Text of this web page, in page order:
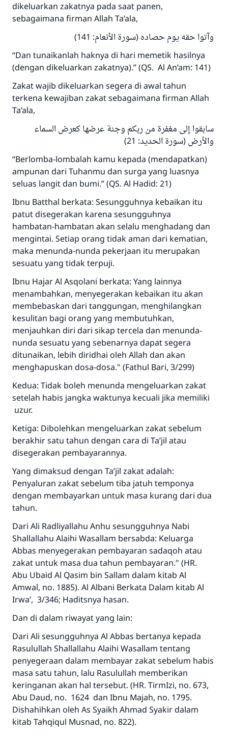
dikeluarkan zakatnya pada saat panen,
sebagaimana firman Allah Ta’ala,
وآتوا حقه يوم حصاده (سورة الأنعام: 141)
“Dan tunaikanlah haknya di hari memetik hasilnya
(dengan dikeluarkan zakatnya).” (QS. Al An’am: 141)
Zakat wajib dikeluarkan segera di awal tahun
terkena kewajiban zakat sebagaimana firman Allah
Ta’ala,
سابقوا إلى مغفرة من ربكم وجنة عرضها كعرض السماء
والأرض (سورة الحديد: 21)
“Berlomba-lombalah kamu kepada (mendapatkan)
ampunan dari Tuhanmu dan surga yang luasnya
seluas langit dan bumi.” (QS. Al Hadid: 21)
Ibnu Batthal berkata: Sesungguhnya kebaikan itu
patut disegerakan karena sesungguhnya
hambatan-hambatan akan selalu menghadang dan
mengintai. Setiap orang tidak aman dari kematian,
maka menunda-nunda pekerjaan itu merupakan
sesuatu yang tidak terpuji.
Ibnu Hajar Al Asqolani berkata: Yang lainnya
menambahkan, menyegerakan kebaikan itu akan
membebaskan dari tanggungan, menghilangkan
kesulitan bagi orang yang membutuhkan,
menjauhkan diri dari sikap tercela dan menunda-
nunda sesuatu yang sebenarnya dapat segera
ditunaikan, lebih diridhai oleh Allah dan akan
menghapuskan dosa-dosa." (Fathul Bari, 3/299)
Kedua: Tidak boleh menunda mengeluarkan zakat
setelah habis jangka waktunya kecuali jika memiliki
uzur.
Ketiga: Dibolehkan mengeluarkan zakat sebelum
berakhir satu tahun dengan cara di Ta’jil atau
disegerakan pembayarannya.
Yang dimaksud dengan Ta’jil zakat adalah:
Penyaluran zakat sebelum tiba jatuh temponya
dengan membayarkan untuk masa kurang dari dua
tahun.
Dari Ali Radliyallahu Anhu sesungguhnya Nabi
Shallallahu Alaihi Wasallam bersabda: Keluarga
Abbas menyegerakan pembayaran sadaqoh atau
zakat untuk masa dua tahun pembayaran." (HR.
Abu Ubaid Al Qasim bin Sallam dalam kitab Al
Amwal, no. 1885). Al Albani Berkata Dalam kitab Al
Irwa’, 3/346; Haditsnya hasan.
Dan di dalam riwayat yang lain:
Dari Ali sesungguhnya Al Abbas bertanya kepada
Rasulullah Shallallahu Alaihi Wasallam tentang
penyegeraan dalam membayar zakat sebelum habis
masa satu tahun, lalu Rasulullah memberikan
keringanan akan hal tersebut. (HR. TirmIzi, no. 673,
Abu Daud, no. 1624 dan Ibnu Majah, no. 1795.
Dishahihkan oleh As Syaikh Ahmad Syakir dalam
kitab Tahqiqul Musnad, no. 822).